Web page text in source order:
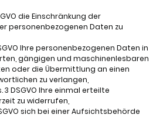
die Einschränkung der
personenbezogenen Daten zu
Ihre personenbezogenen Daten in
gängigen und maschinenlesbaren
oder die Übermittlung an einen
zu verlangen,
3 DSGVO Ihre einmal erteilte
zu widerrufen,
sich bei einer Aufsichtsbehörde